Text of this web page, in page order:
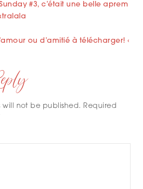
#3, c’était une belle aprem
ou d’amitié à télécharger! ‹
will not be published. Required